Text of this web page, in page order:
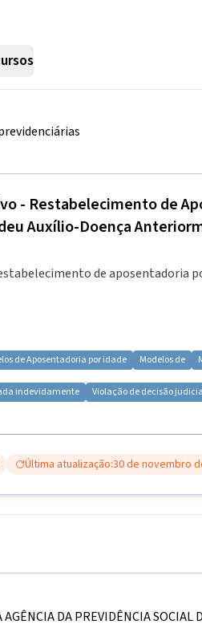
- Restabelecimento de
Auxílio-Doença
de aposentadoria
deAposentadoria por idade Modelos de
indevidamente Violação de decisão
Última atualização:30 de novembro
DA PREVIDÊNCIA SOCIAL